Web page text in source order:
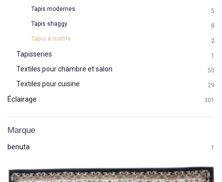
Tapis modernes
5
Tapis shaggy
8
Tapis à motifs
2
Tapisseries 1
Textiles pour chambre et salon 50
Textiles pour cuisine 29
Éclairage 301
Marque
benuta 1